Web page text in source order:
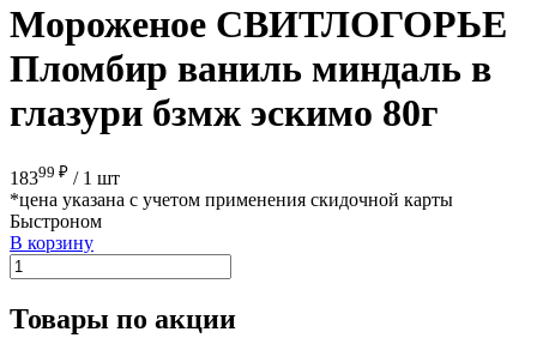
Мороженое СВИТЛОГОРЬЕ
Пломбир ваниль миндаль в
глазури бзмж эскимо 80г
18399 ₽ / 1 шт
*цена указана с учетом применения скидочной карты
Быстроном
В корзину
Товары по акции